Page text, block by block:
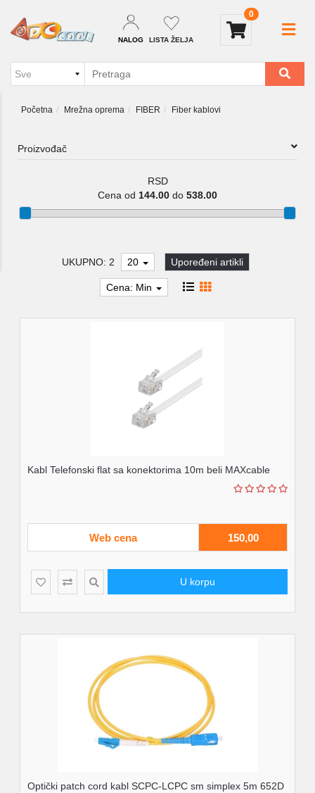
NALOG LISTA ŽELJA
0
Početna Mrežna oprema FIBER Fiber kablovi
Proizvođač
RSD
Cena od 144.00 do 538.00
UKUPNO: 2 20 Upoređeni artikli
Cena: Min
Kabl Telefonski flat sa konektorima 10m beli MAXcable
Web cena 150,00
U korpu
Optički patch cord kabl SCPC-LCPC sm simplex 5m 652D